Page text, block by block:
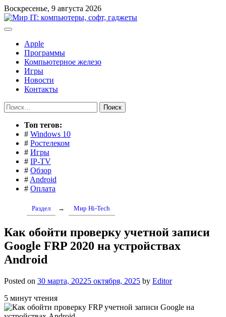
Перейти
к
содержимому
Воскресенье, 9 августа 2026
Apple
Программы
Компьютерное железо
Игры
Новости
Контакты
Найти:
Toп тегов:
# Windows 10
# Ростелеком
# Игры
# IP-TV
# Обзор
# Android
# Оплата
Раздел → Мир Hi-Tech
Как обойти проверку учетной записи
Google FRP 2020 на устройствах
Android
Posted on 30 марта, 20225 октября, 2025 by Editor
5 минут чтения